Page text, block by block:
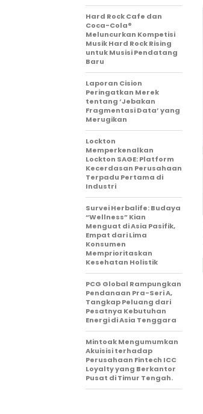
Hard Rock Cafe dan
Coca-Cola®
Meluncurkan Kompetisi
Musik Hard Rock Rising
untuk Musisi Pendatang
Baru
Laporan Cision
Peringatkan Merek
tentang ‘Jebakan
Fragmentasi Data’ yang
Merugikan
Lockton
Memperkenalkan
Lockton SAGE: Platform
Kecerdasan Perusahaan
Terpadu Pertama di
Industri
Survei Herbalife: Budaya
“Wellness” Kian
Menguat di Asia Pasifik,
Empat dari Lima
Konsumen
Memprioritaskan
Kesehatan Holistik
PCG Global Rampungkan
Pendanaan Pra-Seri A,
Tangkap Peluang dari
Pesatnya Kebutuhan
Energi di Asia Tenggara
Mintoak Mengumumkan
Akuisisi terhadap
Perusahaan Fintech ICC
Loyalty yang Berkantor
Pusat di Timur Tengah.